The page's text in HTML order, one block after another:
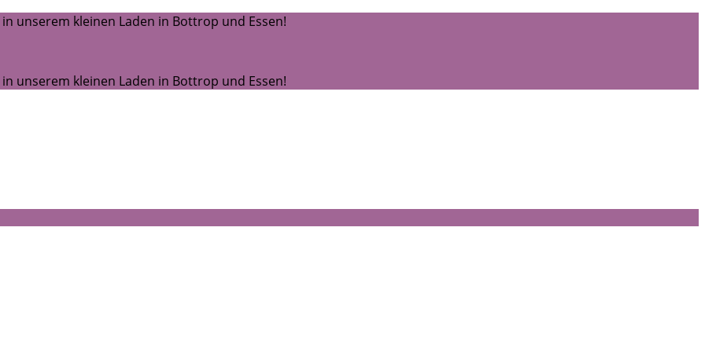
unserem kleinen Laden in Bottrop und Essen!
unserem kleinen Laden in Bottrop und Essen!